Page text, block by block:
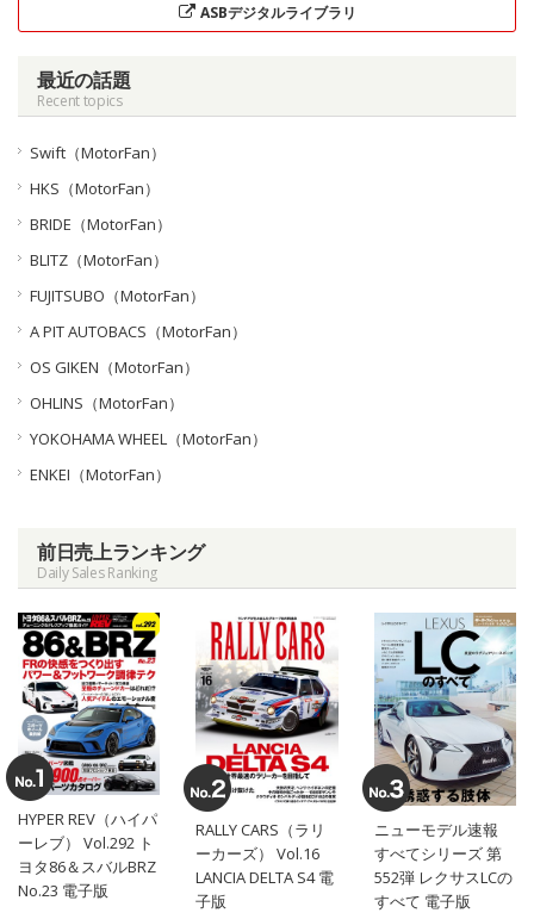
ASBデジタルライブラリ
最近の話題
Recent topics
Swift（MotorFan）
HKS（MotorFan）
BRIDE（MotorFan）
BLITZ（MotorFan）
FUJITSUBO（MotorFan）
A PIT AUTOBACS（MotorFan）
OS GIKEN（MotorFan）
OHLINS（MotorFan）
YOKOHAMA WHEEL（MotorFan）
ENKEI（MotorFan）
前日売上ランキング
Daily Sales Ranking
HYPER REV（ハイパ
ーレブ） Vol.292 ト
ヨタ86＆スバルBRZ
No.23 電子版
RALLY CARS（ラリ
ーカーズ） Vol.16
LANCIA DELTA S4 電
子版
ニューモデル速報
すべてシリーズ 第
552弾 レクサスLCの
すべて 電子版